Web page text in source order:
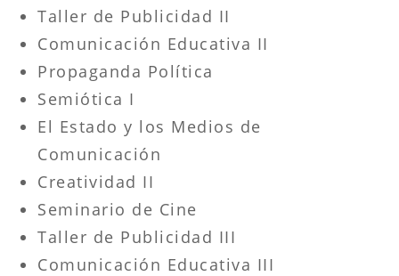
Taller de Publicidad II
Comunicación Educativa II
Propaganda Política
Semiótica I
El Estado y los Medios de
Comunicación
Creatividad II
Seminario de Cine
Taller de Publicidad III
Comunicación Educativa III